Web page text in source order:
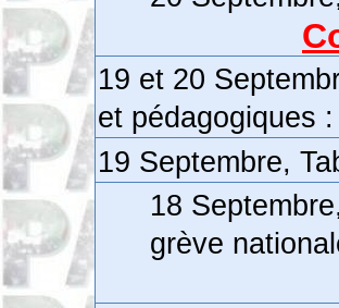
19 et 20
et pédagogiques
19 Septembre,
18
grève